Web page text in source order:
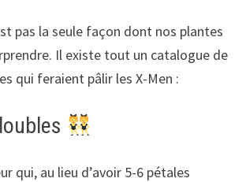
pas la seule façon dont nos plantes
Il existe tout un catalogue de
qui feraient pâlir les X-Men :
qui, au lieu d’avoir 5-6 pétales